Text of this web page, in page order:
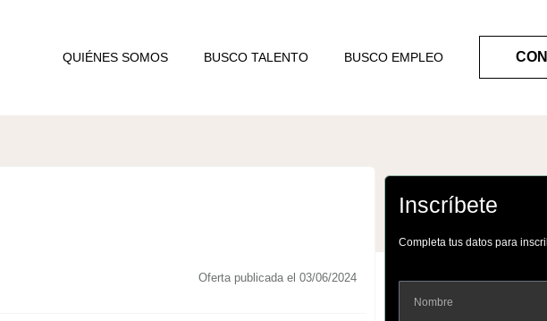
QUIÉNES SOMOS BUSCO TALENTO BUSCO EMPLEO
Oferta publicada el 03/06/2024
Inscríbete
Completa tus datos para